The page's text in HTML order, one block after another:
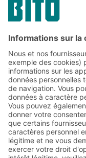
Lien
Abonnez-
la